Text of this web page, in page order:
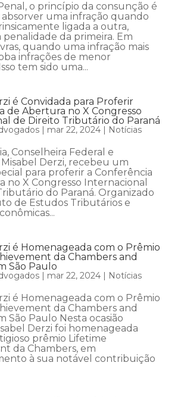
o princípio da consunção é
absorver uma infração quando
ligada a outra,
penalidade da primeira. Em
quando uma infração mais
infrações de menor
tem sido uma...
é Convidada para Proferir
de Abertura no X Congresso
de Direito Tributário do Paraná
| mar 22, 2024| Notícias
Conselheira Federal e
Misabel Derzi, recebeu um
para proferir a Conferência
no X Congresso Internacional
do Paraná. Organizado
de Estudos Tributários e
é Homenageada com o Prêmio
da Chambers and
São Paulo
| mar 22, 2024| Notícias
é Homenageada com o Prêmio
da Chambers and
São Paulo Nesta ocasião
Derzi foi homenageada
prêmio Lifetime
da Chambers, em
à sua notável contribuição